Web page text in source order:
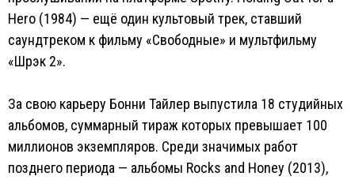
Hero (1984) — ещё один культовый трек, ставший
саундтреком к фильму «Свободные» и мультфильму
«Шрэк 2».
За свою карьеру Бонни Тайлер выпустила 18 студийных
альбомов, суммарный тираж которых превышает 100
миллионов экземпляров. Среди значимых работ
позднего периода — альбомы Rocks and Honey (2013),